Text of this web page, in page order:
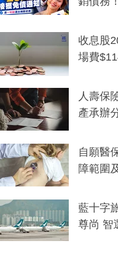
一度被
收息股
場費
人壽保
產承辦
自願醫
障範圍
藍十字
尊尚 智